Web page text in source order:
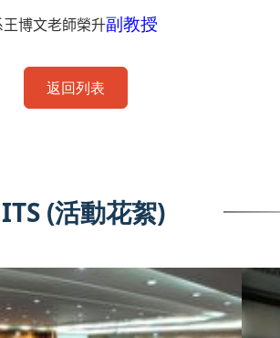
王博文老師榮升副 教授
返回列表
(活動花絮)